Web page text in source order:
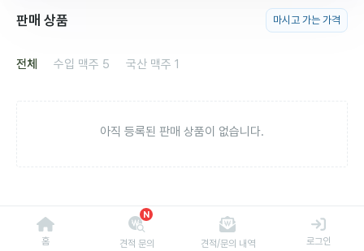
판매 상품 마시고 가는 가격
전체 수입 맥주 5 국산 맥주 1
아직 등록된 판매 상품이 없습니다.
홈
N
견적 문의 견적/문의 내역 로그인